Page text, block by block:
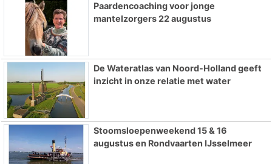
Paardencoaching voor jonge
mantelzorgers 22 augustus
De Wateratlas van Noord-Holland geeft
inzicht in onze relatie met water
Stoomsloepenweekend 15 & 16
augustus en Rondvaarten IJsselmeer